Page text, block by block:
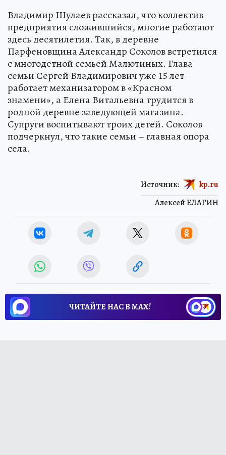
Владимир Шулаев рассказал, что коллектив
предприятия сложившийся, многие работают
здесь десятилетия. Так, в деревне
Парфеновщина Александр Соколов встретился
с многодетной семьей Малютиных. Глава
семьи Сергей Владимирович уже 15 лет
работает механизатором в «Красном
знамени», а Елена Витальевна трудится в
родной деревне заведующей магазина.
Супруги воспитывают троих детей. Соколов
подчеркнул, что такие семьи – главная опора
села.
Алексей ЕЛАГИН
Источник: kp.ru
ЧИТАЙТЕ НАС В МАХ!